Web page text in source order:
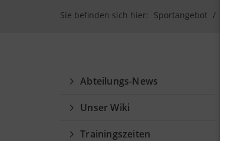
Sie befinden sich hier: Sportangebot
Abteilungs-News
Unser Wiki
Trainingszeiten